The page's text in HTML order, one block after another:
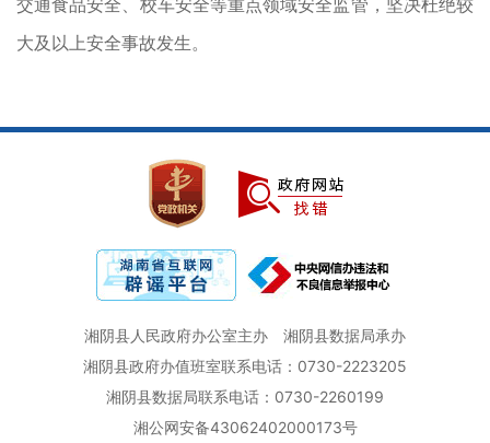
交通食品安全、校车安全等重点领域安全监管，坚决杜绝较
大及以上安全事故发生。
湘阴县人民政府办公室主办
湘阴县数据局承办
湘阴县政府办值班室联系电话：0730-2223205
湘阴县数据局联系电话：0730-2260199
湘公网安备43062402000173号